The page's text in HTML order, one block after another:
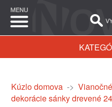
Kúzlo domova->
dekorácie sánky drevené